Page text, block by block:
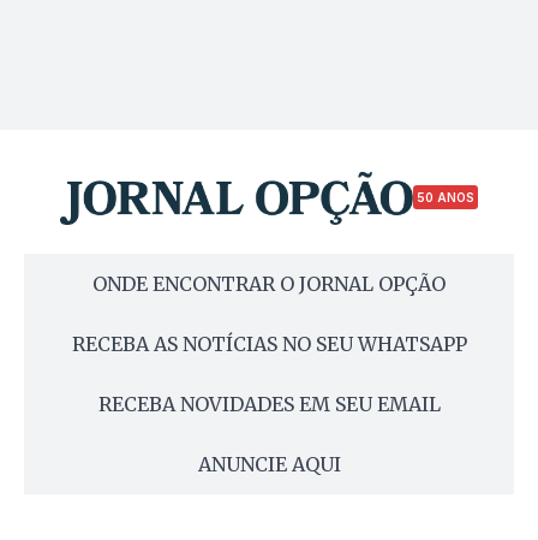
50 ANOS
ONDE ENCONTRAR O JORNAL OPÇÃO
RECEBA AS NOTÍCIAS NO SEU WHATSAPP
RECEBA NOVIDADES EM SEU EMAIL
ANUNCIE AQUI